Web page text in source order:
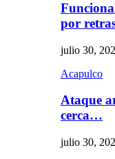
por
julio 30,
Acapulco
Ataque
cerca…
julio 30,